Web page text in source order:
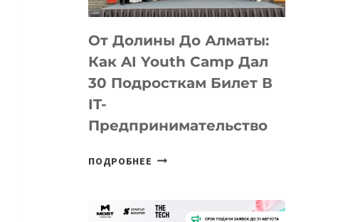
От Долины До Алматы:
Как AI Youth Camp Дал
30 Подросткам Билет В
IT-
Предпринимательство
ПОДРОБНЕЕ ОТ
АЛМАТЫ: